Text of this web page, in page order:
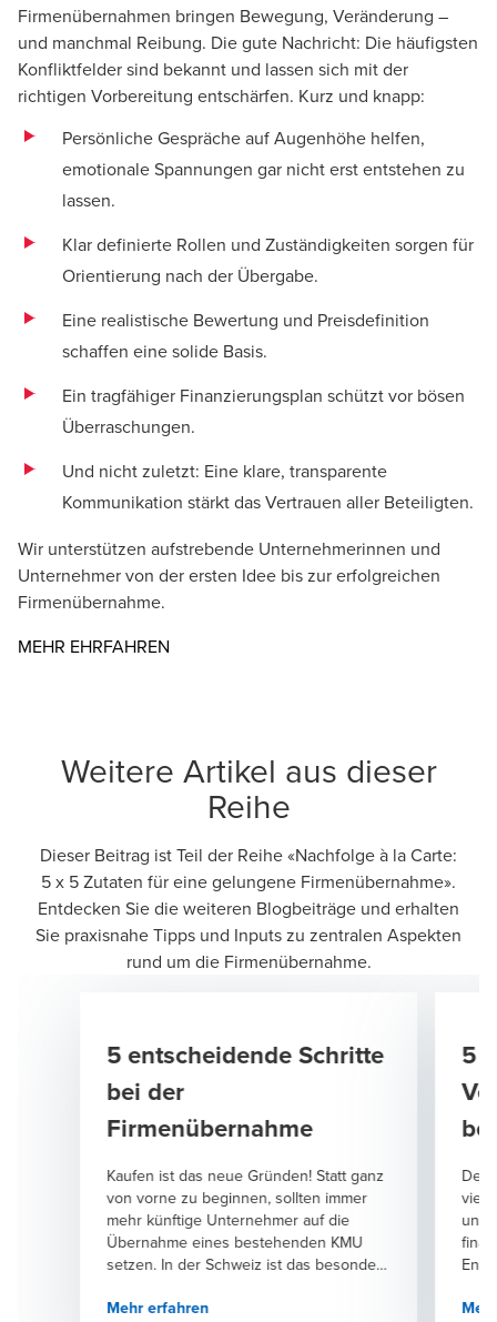
Firmenübernahmen bringen Bewegung, Veränderung –
und manchmal Reibung. Die gute Nachricht: Die häufigsten
Konfliktfelder sind bekannt und lassen sich mit der
richtigen Vorbereitung entschärfen. Kurz und knapp:
Persönliche Gespräche auf Augenhöhe helfen,
emotionale Spannungen gar nicht erst entstehen zu
lassen.
Klar definierte Rollen und Zuständigkeiten sorgen für
Orientierung nach der Übergabe.
Eine realistische Bewertung und Preisdefinition
schaffen eine solide Basis.
Ein tragfähiger Finanzierungsplan schützt vor bösen
Überraschungen.
Und nicht zuletzt: Eine klare, transparente
Kommunikation stärkt das Vertrauen aller Beteiligten.
Wir unterstützen aufstrebende Unternehmerinnen und
Unternehmer von der ersten Idee bis zur erfolgreichen
Firmenübernahme.
MEHR EHRFAHREN
Weitere Artikel aus dieser
Reihe
Dieser Beitrag ist Teil der Reihe «Nachfolge à la Carte:
5 x 5 Zutaten für eine gelungene Firmenübernahme».
Entdecken Sie die weiteren Blogbeiträge und erhalten
Sie praxisnahe Tipps und Inputs zu zentralen Aspekten
rund um die Firmenübernahme.
5 entscheidende Schritte
bei der
Firmenübernahme
Kaufen ist das neue Gründen! Statt ganz
von vorne zu beginnen, sollten immer
mehr künftige Unternehmer auf die
Übernahme eines bestehenden KMU
setzen. In der Schweiz ist das besonders
stehen mangels interner
Mehr erfahren
5
Der
und